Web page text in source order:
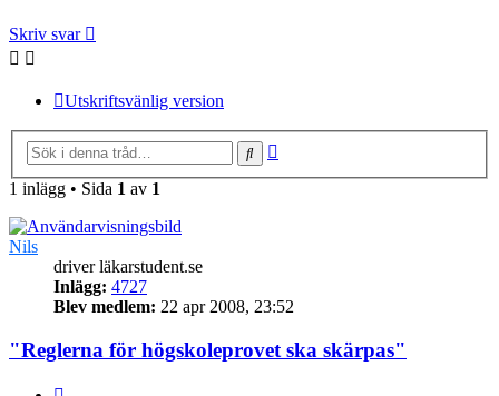
Skriv svar
Utskriftsvänlig version
Sök
1 inlägg • Sida 1 av 1
Nils
driver läkarstudent.se
Inlägg: 4727
Blev medlem: 22 apr 2008, 23:52
"Reglerna för högskoleprovet ska skärpas"